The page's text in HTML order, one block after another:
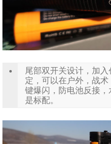
尾部双开关设计，加
定，可以在户外，战
键爆闪，防电池反接
是标配。